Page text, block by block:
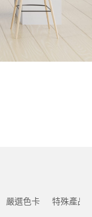
嚴選色卡 特殊產品